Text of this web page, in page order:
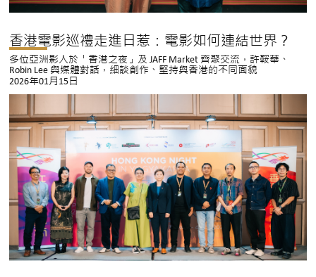
香港電影巡禮走進日惹：電影如何連結世界？
多位亞洲影人於「香港之夜」及 JAFF Market 齊聚交流，許鞍華、
Robin Lee 與媒體對話，細談創作、堅持與香港的不同面貌
2026年01月15日